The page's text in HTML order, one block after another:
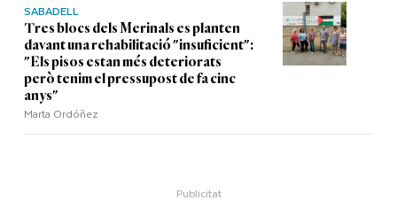
SABADELL
Tres blocs dels Merinals es planten
davant una rehabilitació "insuficient":
"Els pisos estan més deteriorats
però tenim el pressupost de fa cinc
anys"
Marta Ordóñez